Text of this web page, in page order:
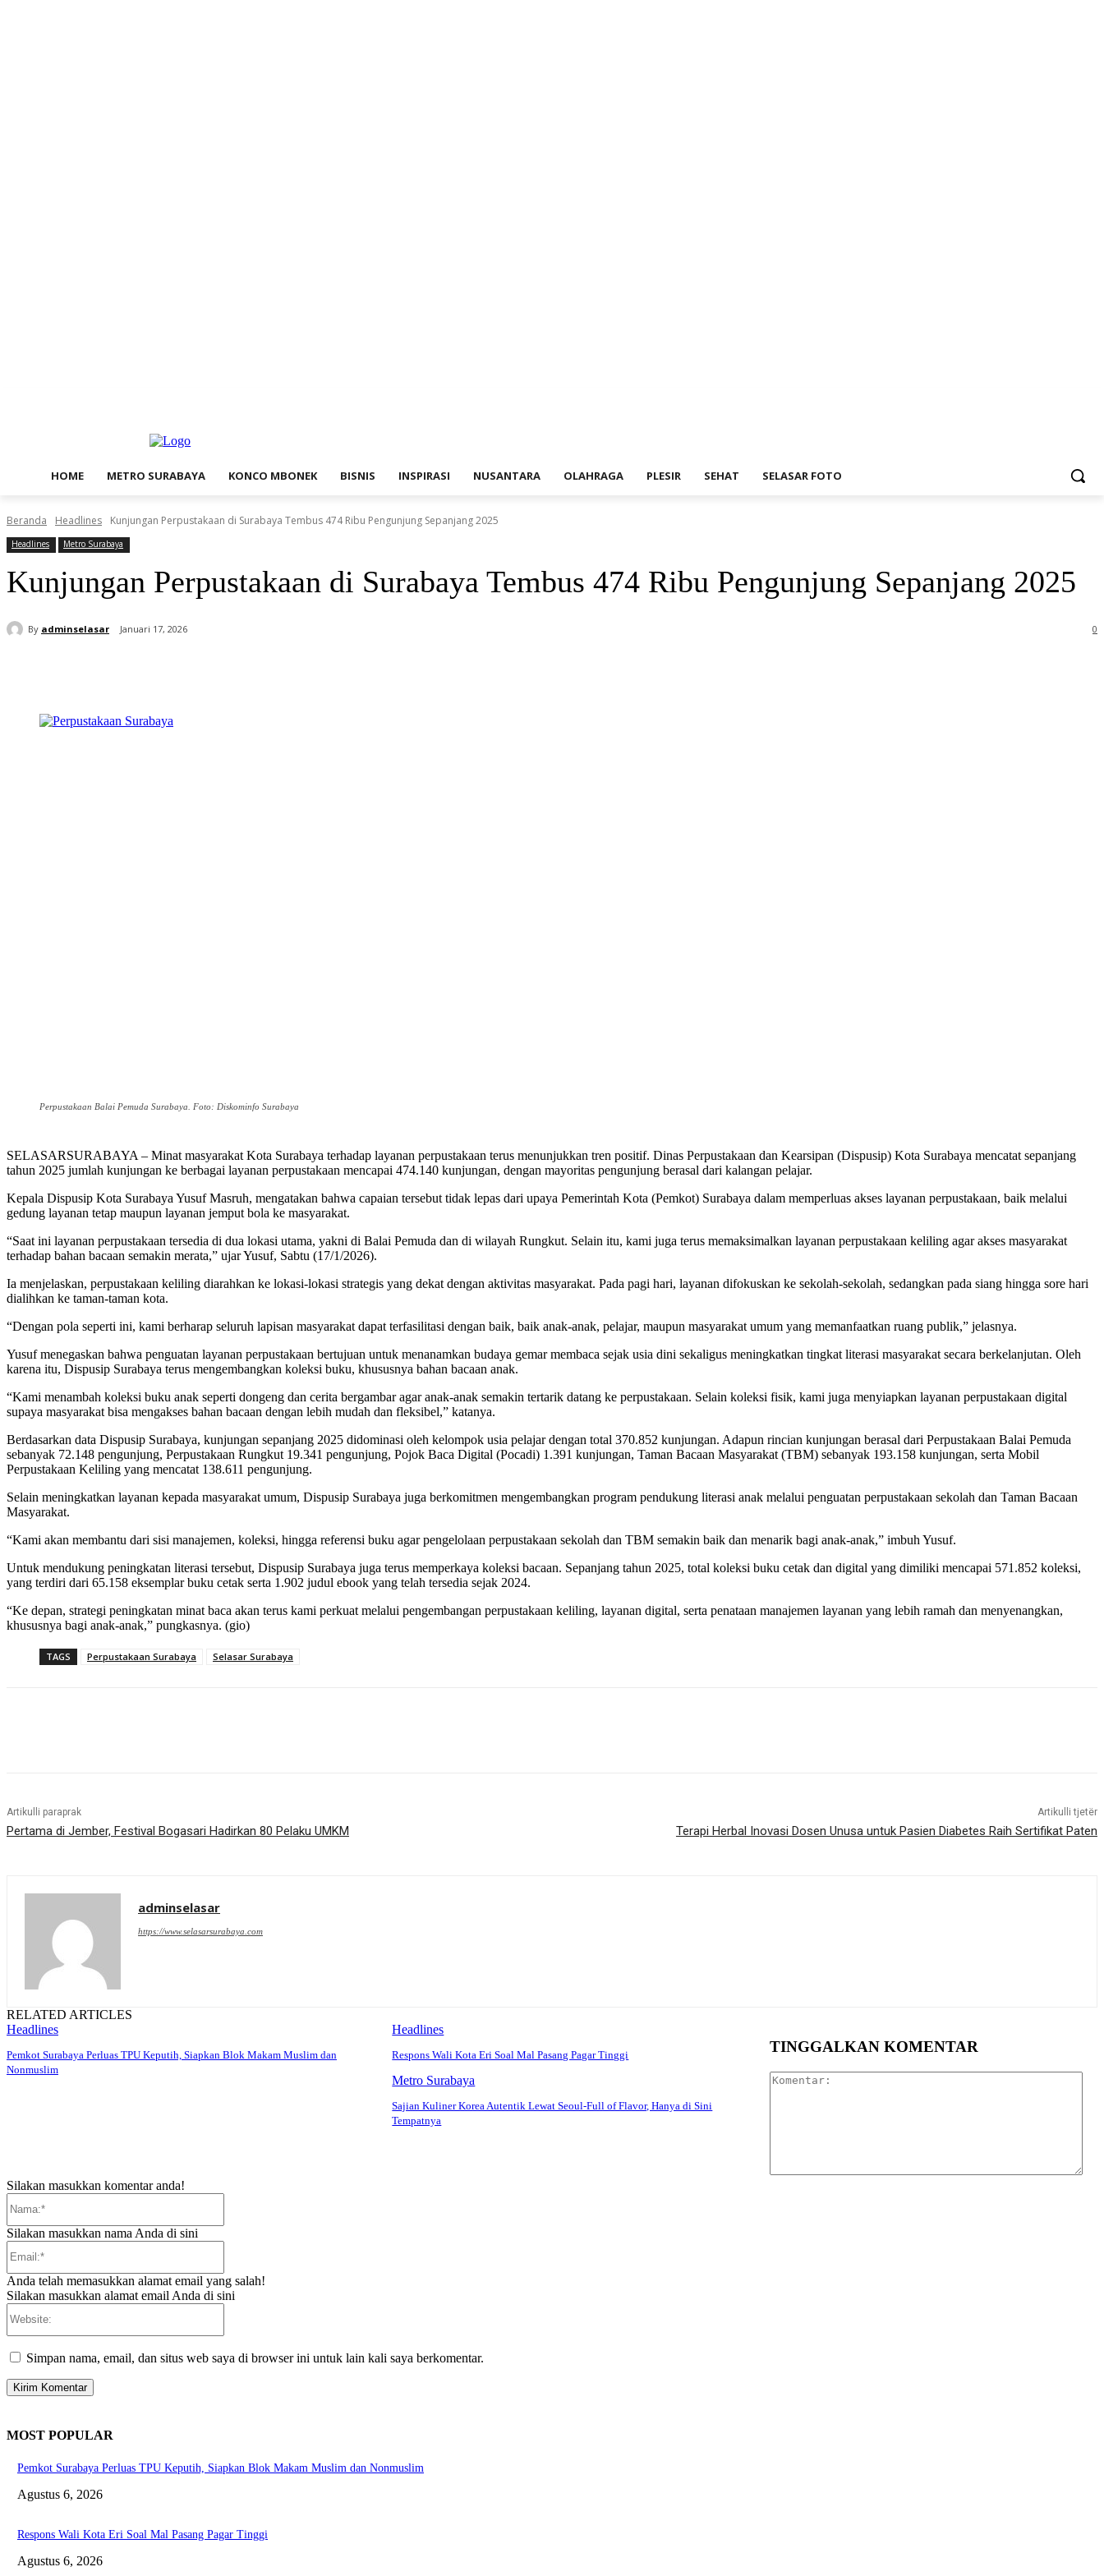
HOME METRO SURABAYA KONCO MBONEK BISNIS INSPIRASI NUSANTARA OLAHRAGA PLESIR SEHAT SELASAR FOTO
Beranda Headlines Kunjungan Perpustakaan di Surabaya Tembus 474 Ribu Pengunjung Sepanjang 2025
Headlines Metro Surabaya
Kunjungan Perpustakaan di Surabaya Tembus 474 Ribu Pengunjung Sepanjang 2025
By adminselasar Januari 17, 2026 0
Perpustakaan Balai Pemuda Surabaya. Foto: Diskominfo Surabaya
SELASARSURABAYA – Minat masyarakat Kota Surabaya terhadap layanan perpustakaan terus menunjukkan tren positif. Dinas Perpustakaan dan Kearsipan (Dispusip) Kota Surabaya mencatat sepanjang
tahun 2025 jumlah kunjungan ke berbagai layanan perpustakaan mencapai 474.140 kunjungan, dengan mayoritas pengunjung berasal dari kalangan pelajar.
Kepala Dispusip Kota Surabaya Yusuf Masruh, mengatakan bahwa capaian tersebut tidak lepas dari upaya Pemerintah Kota (Pemkot) Surabaya dalam memperluas akses layanan perpustakaan, baik melalui
gedung layanan tetap maupun layanan jemput bola ke masyarakat.
“Saat ini layanan perpustakaan tersedia di dua lokasi utama, yakni di Balai Pemuda dan di wilayah Rungkut. Selain itu, kami juga terus memaksimalkan layanan perpustakaan keliling agar akses masyarakat
terhadap bahan bacaan semakin merata,” ujar Yusuf, Sabtu (17/1/2026).
Ia menjelaskan, perpustakaan keliling diarahkan ke lokasi-lokasi strategis yang dekat dengan aktivitas masyarakat. Pada pagi hari, layanan difokuskan ke sekolah-sekolah, sedangkan pada siang hingga sore hari
dialihkan ke taman-taman kota.
“Dengan pola seperti ini, kami berharap seluruh lapisan masyarakat dapat terfasilitasi dengan baik, baik anak-anak, pelajar, maupun masyarakat umum yang memanfaatkan ruang publik,” jelasnya.
Yusuf menegaskan bahwa penguatan layanan perpustakaan bertujuan untuk menanamkan budaya gemar membaca sejak usia dini sekaligus meningkatkan tingkat literasi masyarakat secara berkelanjutan. Oleh
karena itu, Dispusip Surabaya terus mengembangkan koleksi buku, khususnya bahan bacaan anak.
“Kami menambah koleksi buku anak seperti dongeng dan cerita bergambar agar anak-anak semakin tertarik datang ke perpustakaan. Selain koleksi fisik, kami juga menyiapkan layanan perpustakaan digital
supaya masyarakat bisa mengakses bahan bacaan dengan lebih mudah dan fleksibel,” katanya.
Berdasarkan data Dispusip Surabaya, kunjungan sepanjang 2025 didominasi oleh kelompok usia pelajar dengan total 370.852 kunjungan. Adapun rincian kunjungan berasal dari Perpustakaan Balai Pemuda
sebanyak 72.148 pengunjung, Perpustakaan Rungkut 19.341 pengunjung, Pojok Baca Digital (Pocadi) 1.391 kunjungan, Taman Bacaan Masyarakat (TBM) sebanyak 193.158 kunjungan, serta Mobil
Perpustakaan Keliling yang mencatat 138.611 pengunjung.
Selain meningkatkan layanan kepada masyarakat umum, Dispusip Surabaya juga berkomitmen mengembangkan program pendukung literasi anak melalui penguatan perpustakaan sekolah dan Taman Bacaan
Masyarakat.
“Kami akan membantu dari sisi manajemen, koleksi, hingga referensi buku agar pengelolaan perpustakaan sekolah dan TBM semakin baik dan menarik bagi anak-anak,” imbuh Yusuf.
Untuk mendukung peningkatan literasi tersebut, Dispusip Surabaya juga terus memperkaya koleksi bacaan. Sepanjang tahun 2025, total koleksi buku cetak dan digital yang dimiliki mencapai 571.852 koleksi,
yang terdiri dari 65.158 eksemplar buku cetak serta 1.902 judul ebook yang telah tersedia sejak 2024.
“Ke depan, strategi peningkatan minat baca akan terus kami perkuat melalui pengembangan perpustakaan keliling, layanan digital, serta penataan manajemen layanan yang lebih ramah dan menyenangkan,
khususnya bagi anak-anak,” pungkasnya. (gio)
TAGS Perpustakaan Surabaya Selasar Surabaya
Artikulli paraprak
Pertama di Jember, Festival Bogasari Hadirkan 80 Pelaku UMKM
Artikulli tjetër
Terapi Herbal Inovasi Dosen Unusa untuk Pasien Diabetes Raih Sertifikat Paten
adminselasar
https://www.selasarsurabaya.com
RELATED ARTICLES
Headlines
Pemkot Surabaya Perluas TPU Keputih, Siapkan Blok Makam Muslim dan
Nonmuslim
Headlines
Respons Wali Kota Eri Soal Mal Pasang Pagar Tinggi
Metro Surabaya
Sajian Kuliner Korea Autentik Lewat Seoul-Full of Flavor, Hanya di Sini
Tempatnya
TINGGALKAN KOMENTAR
Silakan masukkan komentar anda!
Silakan masukkan nama Anda di sini
Anda telah memasukkan alamat email yang salah!
Silakan masukkan alamat email Anda di sini
Simpan nama, email, dan situs web saya di browser ini untuk lain kali saya berkomentar.
MOST POPULAR
Pemkot Surabaya Perluas TPU Keputih, Siapkan Blok Makam Muslim dan Nonmuslim
Agustus 6, 2026
Respons Wali Kota Eri Soal Mal Pasang Pagar Tinggi
Agustus 6, 2026